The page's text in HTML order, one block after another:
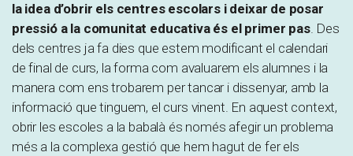
la idea d’obrir els centres escolars i deixar de posar
pressió a la comunitat educativa és el primer pas. Des
dels centres ja fa dies que estem modificant el calendari
de final de curs, la forma com avaluarem els alumnes i la
manera com ens trobarem per tancar i dissenyar, amb la
informació que tinguem, el curs vinent. En aquest context,
obrir les escoles a la babalà és només afegir un problema
més a la complexa gestió que hem hagut de fer els